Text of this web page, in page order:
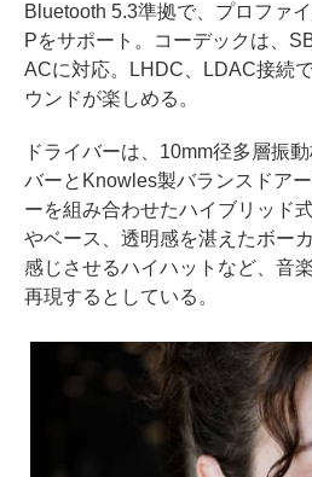
Bluetooth 5.3準拠で、プロファ
Pをサポート。コーデックは、
ACに対応。LHDC、LDAC接続
ウンドが楽しめる。
ドライバーは、10mm径多層振
バーとKnowles製バランスドア
ーを組み合わせたハイブリッド
やベース、透明感を湛えたボー
感じさせるハイハットなど、音
再現するとしている。